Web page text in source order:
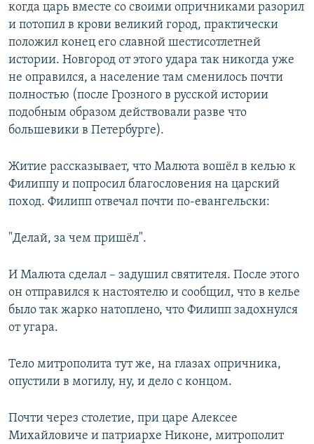
когда царь вместе со своими опричниками разорил
и потопил в крови великий город, практически
положил конец его славной шестисотлетней
истории. Новгород от этого удара так никогда уже
не оправился, а население там сменилось почти
полностью (после Грозного в русской истории
подобным образом действовали разве что
большевики в Петербурге).
Житие рассказывает, что Малюта вошёл в келью к
Филиппу и попросил благословения на царский
поход. Филипп отвечал почти по-евангельски:
"Делай, за чем пришёл".
И Малюта сделал – задушил святителя. После этого
он отправился к настоятелю и сообщил, что в келье
было так жарко натоплено, что Филипп задохнулся
от угара.
Тело митрополита тут же, на глазах опричника,
опустили в могилу, ну, и дело с концом.
Почти через столетие, при царе Алексее
Михайловиче и патриархе Никоне, митрополит